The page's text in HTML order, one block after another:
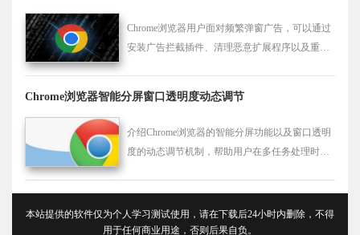
Chrome浏览器用户面对频繁弹窗广告，可以通过
安装广告拦截插件、清理恶意扩展程序以及重置
Chrome浏览器智能分屏窗口透明度动态调节
介绍Chrome浏览器的智能分屏功能以及窗口透明
度的动态调节机制，帮助用户在多任务处理时更
本站提供的软件仅为个人学习测试使用，请在下载后24小时内删除，不得
用于任何商业用途，否则后果自负。